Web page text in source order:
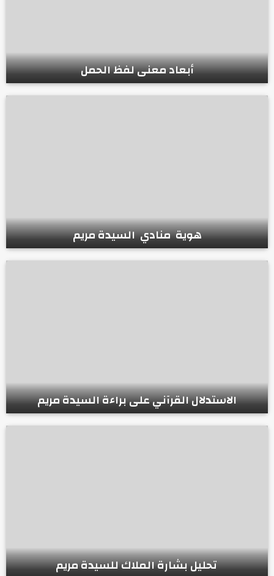
أبعاد معنى لفظ الحمل
هوية منادي السيدة مريم
الاستدلال القرآني على براءة السيدة مريم
تحليل بشارة الملاك للسيدة مريم